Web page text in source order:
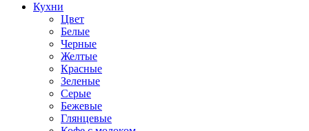
Кухни
Цвет
Белые
Черные
Желтые
Красные
Зеленые
Серые
Бежевые
Глянцевые